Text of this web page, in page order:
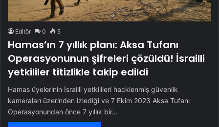
Editör 0 5
Hamas’ın 7 yıllık planı: Aksa Tufanı
Operasyonunun şifreleri çözüldü! İsrailli
yetkililer titizlikle takip edildi
Hamas üyelerinin İsrailli yetkilileri hacklenmiş güvenlik
kameraları üzerinden izlediği ve 7 Ekim 2023 Aksa Tufanı
Operasyonundan önce 7 yıllık bir…